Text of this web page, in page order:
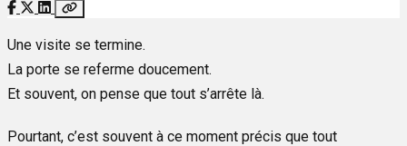
Une visite se termine.
La porte se referme doucement.
Et souvent, on pense que tout s’arrête là.
Pourtant, c’est souvent à ce moment précis que tout